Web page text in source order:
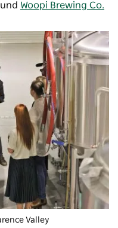
und Woopi Brewing Co.
Valley